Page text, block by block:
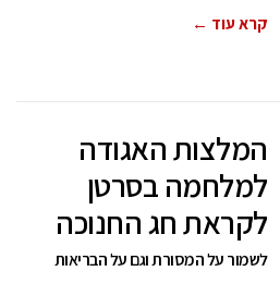
קרא עוד ←
המלצות האגודה
למלחמה בסרטן
לקראת חג החנוכה
לשמור על המסורת וגם על הבריאות